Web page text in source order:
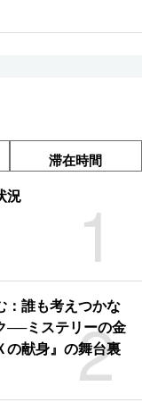
滞在時間
1
況
2
：誰も考えつかな
──ミステリーの金
の献身』の舞台裏